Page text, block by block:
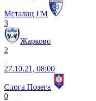
Металац ГМ
3
Жарково
2
27.10.21, 08:00
Слога Позега
0